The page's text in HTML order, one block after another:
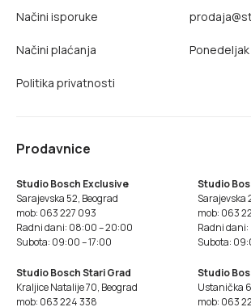
Načini isporuke
Načini plaćanja
Politika privatnosti
Prodavnice
Studio Bosch Exclusive
Sarajevska 52, Beograd
mob: 063 227 093
Radni dani: 08:00 – 20:00
Subota: 09:00 – 17:00
Studio
Sarajevska
mob: 063
Radni
Subota:
Studio Bosch Stari Grad
Kraljice Natalije 70, Beograd
mob: 063 224 338
Studio
Ustanička
mob: 063